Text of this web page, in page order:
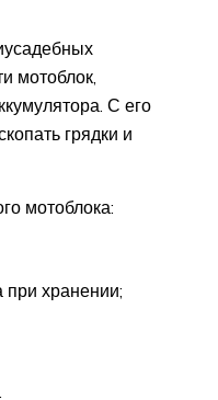
мотоблок,
С его
грядки и
мотоблока:
при хранении;